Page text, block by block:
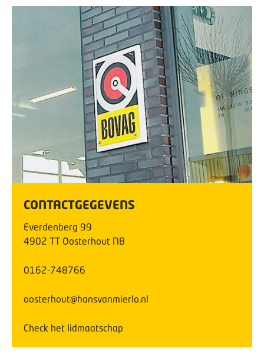
CONTACTGEGEVENS
Everdenberg 99
4902 TT Oosterhout NB
0162-748766
oosterhout@hansvanmierlo.nl
Check het lidmaatschap